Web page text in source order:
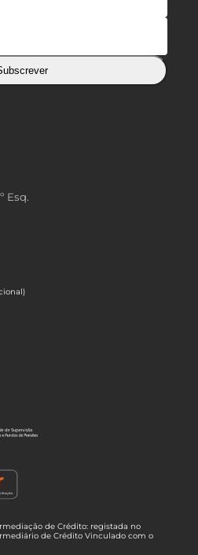
Esq.
de Crédito: registada no
de Crédito Vinculado com o